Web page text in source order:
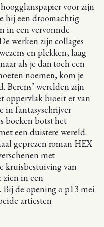
voor zijn
hij een droomachtig
in een vervormde
werken zijn collages
en plekken, laag
als je dan toch een
noemen, kom je
Berens’ werelden zijn
oppervlak broeit er van
in fantasyschrijver
boeken botst het
een duistere wereld.
geprezen roman HEX
met
kruisbestuiving van
zien in een
de opening o p13 mei
artiesten